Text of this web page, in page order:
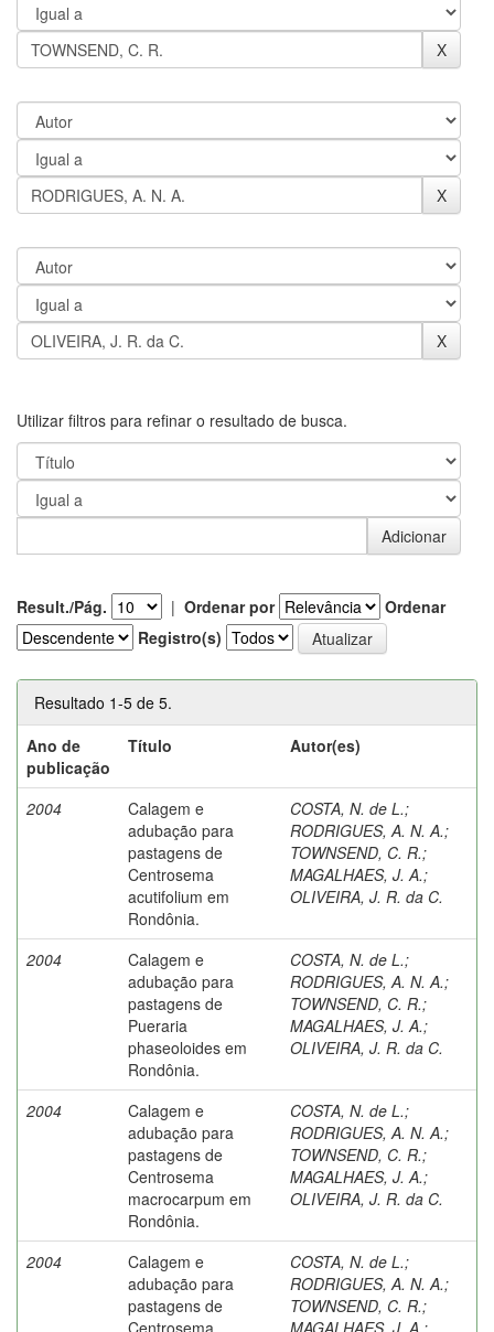
Utilizar filtros para refinar o resultado de busca.
Result./Pág. | Ordenar por
Ordenar
Registro(s)
Resultado 1-5 de 5.
Ano de
publicação
Título Autor(es)
2004
Calagem e
adubação para
pastagens de
Centrosema
acutifolium em
Rondônia.
COSTA, N. de L.;
RODRIGUES, A. N. A.;
TOWNSEND, C. R.;
MAGALHAES, J. A.;
OLIVEIRA, J. R. da C.
2004
Calagem e
adubação para
pastagens de
Pueraria
phaseoloides em
Rondônia.
COSTA, N. de L.;
RODRIGUES, A. N. A.;
TOWNSEND, C. R.;
MAGALHAES, J. A.;
OLIVEIRA, J. R. da C.
2004
Calagem e
adubação para
pastagens de
Centrosema
macrocarpum em
Rondônia.
COSTA, N. de L.;
RODRIGUES, A. N. A.;
TOWNSEND, C. R.;
MAGALHAES, J. A.;
OLIVEIRA, J. R. da C.
2004
Calagem e
adubação para
pastagens de
Centrosema
COSTA, N. de L.;
RODRIGUES, A. N. A.;
TOWNSEND, C. R.;
MAGALHAES, J. A. ;